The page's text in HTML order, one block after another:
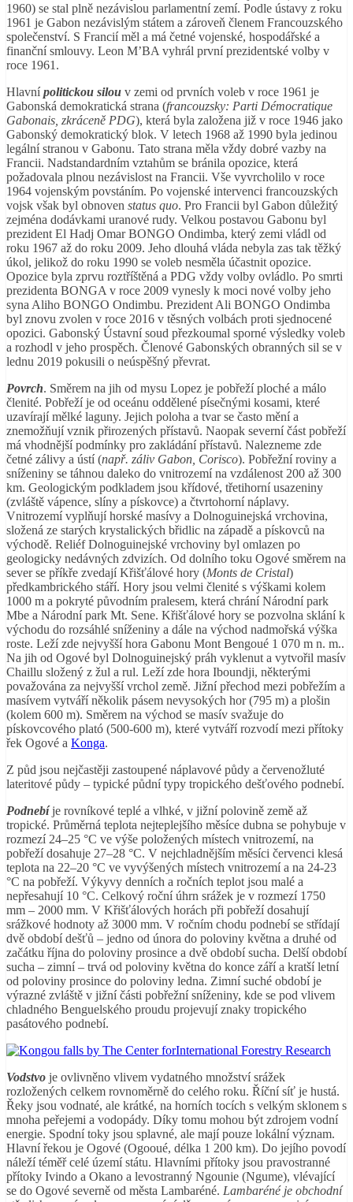
1960) se stal plně nezávislou parlamentní zemí. Podle ústavy z roku
1961 je Gabon nezávislým státem a zároveň členem Francouzského
společenství. S Francií měl a má četné vojenské, hospodářské a
finanční smlouvy. Leon M’BA vyhrál první prezidentské volby v
roce 1961.
Hlavnípolitickou silou v zemi od prvních voleb v roce 1961 je
Gabonská demokratická strana (francouzsky: Parti Démocratique
Gabonais, zkráceně PDG), která byla založena již v roce 1946 jako
Gabonský demokratický blok. V letech 1968 až 1990 byla jedinou
legální stranou v Gabonu. Tato strana měla vždy dobré vazby na
Francii. Nadstandardním vztahům se bránila opozice, která
požadovala plnou nezávislost na Francii. Vše vyvrcholilo v roce
1964 vojenským povstáním. Po vojenské intervenci francouzských
vojsk však byl obnoven status quo. Pro Francii byl Gabon důležitý
zejména dodávkami uranové rudy. Velkou postavou Gabonu byl
prezident El Hadj Omar BONGO Ondimba, který zemi vládl od
roku 1967 až do roku 2009. Jeho dlouhá vláda nebyla zas tak těžký
úkol, jelikož do roku 1990 se voleb nesměla účastnit opozice.
Opozice byla zprvu roztříštěná a PDG vždy volby ovládlo. Po smrti
prezidenta BONGA v roce 2009 vynesly k moci nové volby jeho
syna Aliho BONGO Ondimbu. Prezident Ali BONGO Ondimba
byl znovu zvolen v roce 2016 v těsných volbách proti sjednocené
opozici. Gabonský Ústavní soud přezkoumal sporné výsledky voleb
a rozhodl v jeho prospěch. Členové Gabonských obranných sil se v
lednu 2019 pokusili o neúspěšný převrat.
Povrch. Směrem na jih od mysu Lopez je pobřeží ploché a málo
členité. Pobřeží je od oceánu oddělené písečnými kosami, které
uzavírají mělké laguny. Jejich poloha a tvar se často mění a
znemožňují vznik přirozených přístavů. Naopak severní část pobřeží
má vhodnější podmínky pro zakládání přístavů. Nalezneme zde
četné zálivy a ústí (např. záliv Gabon, Corisco). Pobřežní roviny a
sníženiny se táhnou daleko do vnitrozemí na vzdálenost 200 až 300
km. Geologickým podkladem jsou křídové, třetihorní usazeniny
(zvláště vápence, slíny a pískovce) a čtvrtohorní náplavy.
Vnitrozemí vyplňují horské masívy a Dolnoguinejská vrchovina,
složená ze starých krystalických břidlic na západě a pískovců na
východě. Reliéf Dolnoguinejské vrchoviny byl omlazen po
geologicky nedávných zdvizích. Od dolního toku Ogové směrem na
sever se příkře zvedají Křišťálové hory (Monts de Cristal)
předkambrického stáří. Hory jsou velmi členité s výškami kolem
1000 m a pokryté původním pralesem, která chrání Národní park
Mbe a Národní park Mt. Sene. Křišťálové hory se pozvolna sklání k
východu do rozsáhlé sníženiny a dále na východ nadmořská výška
roste. Leží zde nejvyšší hora Gabonu Mont Bengoué 1 070 m n. m..
Na jih od Ogové byl Dolnoguinejský práh vyklenut a vytvořil masív
Chaillu složený z žul a rul. Leží zde hora Iboundji, některými
považována za nejvyšší vrchol země. Jižní přechod mezi pobřežím a
masívem vytváří několik pásem nevysokých hor (795 m) a plošin
(kolem 600 m). Směrem na východ se masív svažuje do
pískovcového plató (500-600 m), které vytváří rozvodí mezi přítoky
řek Ogové a Konga.
Z půd jsou nejčastěji zastoupené náplavové půdy a červenožluté
lateritové půdy – typické půdní typy tropického dešťového podnebí.
Podnebí je rovníkové teplé a vlhké, v jižní polovině země až
tropické. Průměrná teplota nejteplejšího měsíce dubna se pohybuje v
rozmezí 24–25 °C ve výše položených místech vnitrozemí, na
pobřeží dosahuje 27–28 °C. V nejchladnějším měsíci červenci klesá
teplota na 22–20 °C ve vyvýšených místech vnitrozemí a na 24-23
°C na pobřeží. Výkyvy denních a ročních teplot jsou malé a
nepřesahují 10 °C. Celkový roční úhrn srážek je v rozmezí 1750
mm – 2000 mm. V Křišťálových horách při pobřeží dosahují
srážkové hodnoty až 3000 mm. V ročním chodu podnebí se střídají
dvě období dešťů – jedno od února do poloviny května a druhé od
začátku října do poloviny prosince a dvě období sucha. Delší období
sucha – zimní – trvá od poloviny května do konce září a kratší letní
od poloviny prosince do poloviny ledna. Zimní suché období je
výrazné zvláště v jižní části pobřežní sníženiny, kde se pod vlivem
chladného Benguelského proudu projevují znaky tropického
pasátového podnebí.
Vodstvo je ovlivněno vlivem vydatného množství srážek
rozložených celkem rovnoměrně do celého roku. Říční síť je hustá.
Řeky jsou vodnaté, ale krátké, na horních tocích s velkým sklonem s
mnoha peřejemi a vodopády. Díky tomu mohou být zdrojem vodní
energie. Spodní toky jsou splavné, ale mají pouze lokální význam.
Hlavní řekou je Ogové (Ogooué, délka 1 200 km). Do jejího povodí
náleží téměř celé území státu. Hlavními přítoky jsou pravostranné
přítoky Ivindo a Okano a levostranný Ngounie (Ngume), vlévající
se do Ogové severně od města Lambaréné. Lambaréné je obchodní